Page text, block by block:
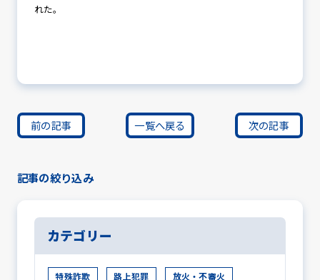
れた。
前の記事 一覧へ戻る 次の記事
記事の絞り込み
カテゴリー
特殊詐欺 路上犯罪 放火・不審火